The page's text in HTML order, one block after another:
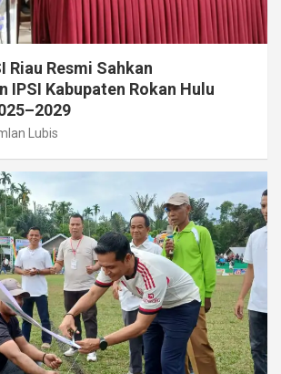
Riau Resmi Sahkan
IPSI Kabupaten Rokan Hulu
Lubis